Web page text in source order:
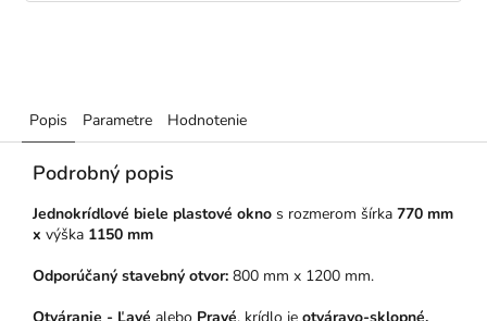
Popis Parametre Hodnotenie
Podrobný popis
Jednokrídlové biele plastové okno s rozmerom šírka 770 mm
x výška 1150 mm
Odporúčaný stavebný otvor: 800 mm x 1200 mm.
Otváranie - Ľavé alebo Pravé, krídlo je otváravo-sklopné.